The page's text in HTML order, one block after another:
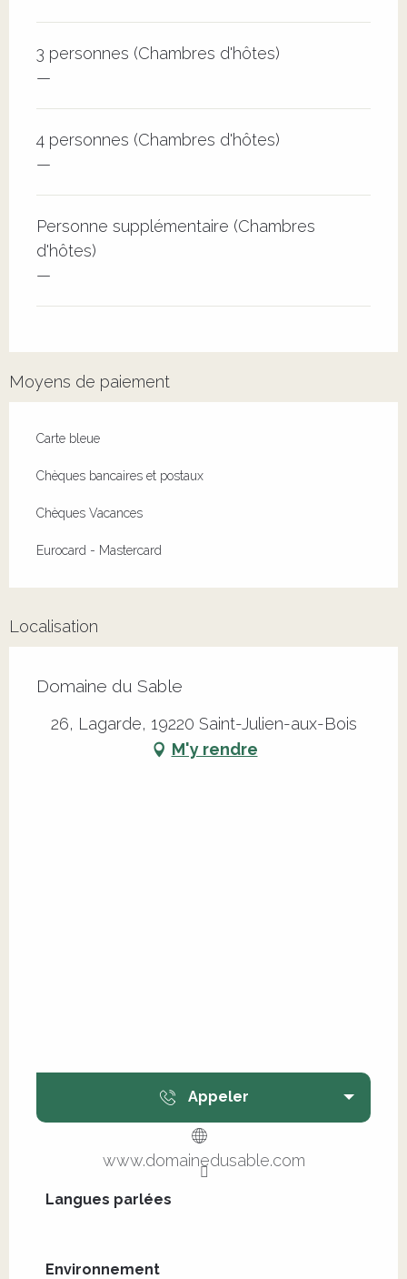
3 personnes (Chambres d'hôtes)
—
4 personnes (Chambres d'hôtes)
—
Personne supplémentaire (Chambres
d'hôtes)
—
Moyens de paiement
Carte bleue
Chèques bancaires et postaux
Chèques Vacances
Eurocard - Mastercard
Localisation
Domaine du Sable
26, Lagarde, 19220 Saint-Julien-aux-Bois
M'y rendre
Appeler
www.domainedusable.com
Langues parlées
Langues parlées
Environnement
Environnement